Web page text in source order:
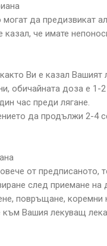
да предизвикат
че имате
Ви е казал
обичайната доза е
час преди лягане.
да продължи 2-
от
след приемане на
повръщане, коремни
към Вашия лекуващ